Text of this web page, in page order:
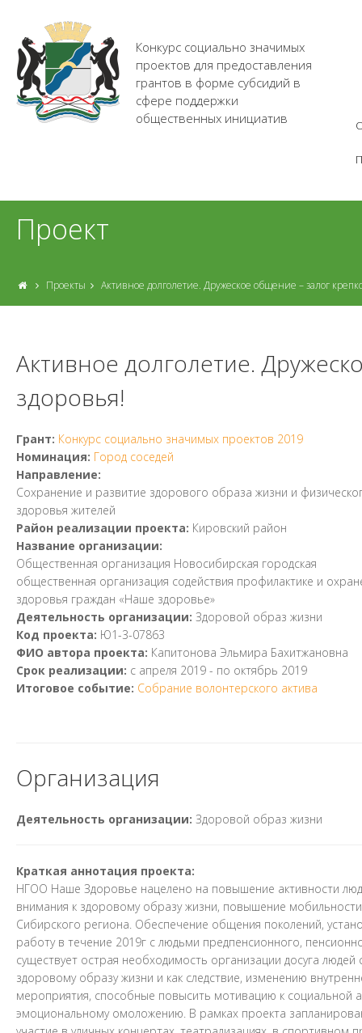
Конкурс социально значимых
проектов для предоставления
грантов в форме субсидий в
сфере поддержки
общественных инициатив
Проект
Проекты Активное долголетие. Дружеское общение – залог
Активное долголетие.
здоровья!
Грант: Конкурс социально значимых проектов 2019
Номинация: Город соседей
Направление:
Сохранение и развитие здорового образа жизни и
здоровья жителей
Район реализации проекта: Кировский район
Название организации:
Общественная организация Новосибирская городская
общественная организация содействия профилактике и
здоровья граждан «Наше здоровье»
Деятельность организации: Здоровой образ жизни
Код проекта: Ю1-3-07863
ФИО автора проекта: Капитонова Эльмира Бахитжановна
Срок реализации: с апреля 2019 - по октябрь 2019
Итоговое событие: Собрание волонтерского актива
Организация
Деятельность организации: Здоровой образ жизни
Краткая аннотация проекта:
НГОО Наше Здоровье нацелено на повышение активности
внимания к здоровому образу жизни, повышение
Сибирского региона. Обеспечение общения поколений,
работу в течение 2019г с людьми предпенсионного,
существует острая необходимость организации досуга
здоровому образу жизни и как следствие, изменению
мероприятия, способные повысить мотивацию к социальной
эмоциональному омоложению. В рамках проекта